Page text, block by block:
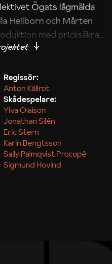
Ögats lågmälda
Heilborn och Mårten
med pricksäkra
kan vara att omsätta
Regissör:
Anton Källrot
Skådespelare:
Ylva Olaison
Jonathan Silén
Eric Stern
Karin Bengtsson
Sally Palmqvist Procopé
Sigmund Hovind